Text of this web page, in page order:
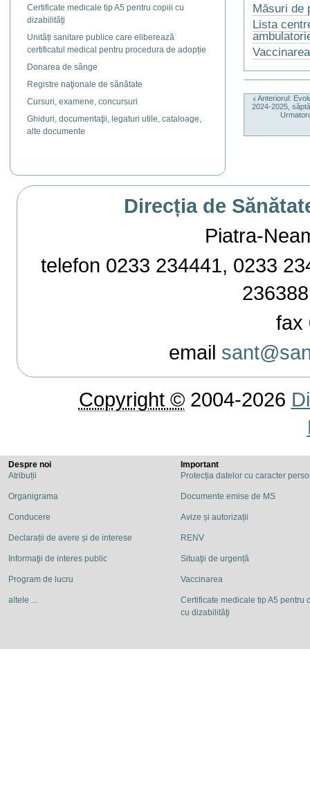
Certificate medicale tip A5 pentru copiii cu
dizabilităţi
Unități sanitare publice care eliberează
certificatul medical pentru procedura de adopție
Donarea de sânge
Registre naţionale de sănătate
Cursuri, examene, concursuri
Ghiduri, documentaţii, legaturi utile, cataloage,
alte documente
Măsuri de
Lista
document
Anteriorul:
2024-2025,
Direcția de
Piatra-
telefon 0233 234441, 0233
fax
email
Copyright ©2004-2026
Despre noi
Atribuții
Organigrama
Conducere
Declarații de avere și de interese
Informaţii de interes public
Program de lucru
altele ...
Important
Protecția datelor cu caracter
Documente emise de MS
Avize și autorizații
RENV
Situaţii de urgență
Vaccinarea
Certificate medicale tip A5 pentru
cu dizabilităţi